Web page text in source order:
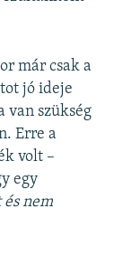
már csak a
jó ideje
van szükség
Erre a
volt –
egy
és nem